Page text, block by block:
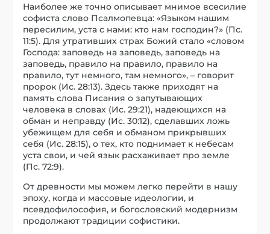
Наиболее же точно описывает мнимое всесилие
софиста слово Псалмопевца: «Языком нашим
пересилим, уста с нами: кто нам господин?» (Пс.
11:5). Для утративших страх Божий стало «словом
Господа: заповедь на заповедь, заповедь на
заповедь, правило на правило, правило на
правило, тут немного, там немного», – говорит
пророк (Ис. 28:13). Здесь также приходят на
память слова Писания о запутывающих
человека в словах (Ис. 29:21), надеющихся на
обман и неправду (Ис. 30:12), сделавших ложь
убежищем для себя и обманом прикрывших
себя (Ис. 28:15), о тех, кто поднимает к небесам
уста свои, и чей язык расхаживает про земле
(Пс. 72:9).
От древности мы можем легко перейти в нашу
эпоху, когда и массовые идеологии, и
псевдофилософия, и богословский модернизм
продолжают традиции софистики.